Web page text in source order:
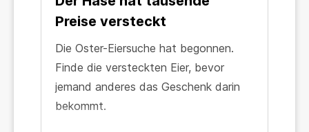
Preise versteckt
Die Oster-Eiersuche hat begonnen.
Finde die versteckten Eier, bevor
jemand anderes das Geschenk darin
bekommt.